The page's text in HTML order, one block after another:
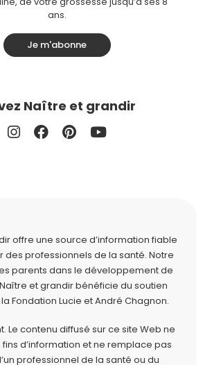
ans.
Je m'abonne
Naître et grandir
offre une source d’information fiable
des professionnels de la santé. Notre
parents dans le développement de
et grandir bénéficie du soutien
Fondation Lucie et André Chagnon.
Le contenu diffusé sur ce site Web ne
fins d’information et ne remplace pas
professionnel de la santé ou du